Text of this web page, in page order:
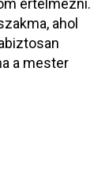
értelmezni.
ahol
a mester